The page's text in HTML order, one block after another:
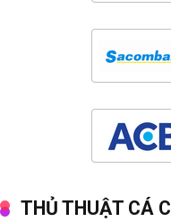
THỦ THUẬT CÁ